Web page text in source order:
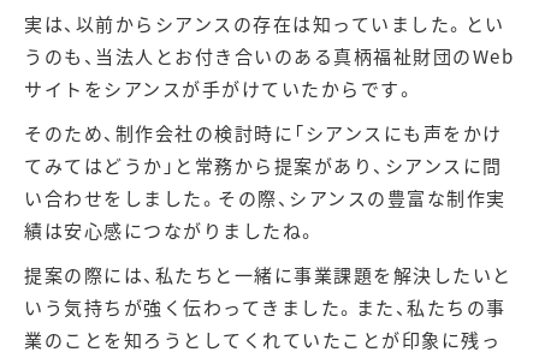
実は、以前からシアンスの存在は知っていました。とい
うのも、当法人とお付き合いのある真柄福祉財団のWeb
サイトをシアンスが手がけていたからです。
そのため、制作会社の検討時に「シアンスにも声をかけ
てみてはどうか」と常務から提案があり、シアンスに問
い合わせをしました。その際、シアンスの豊富な制作実
績は安心感につながりましたね。
提案の際には、私たちと一緒に事業課題を解決したいと
いう気持ちが強く伝わってきました。また、私たちの事
業のことを知ろうとしてくれていたことが印象に残っ